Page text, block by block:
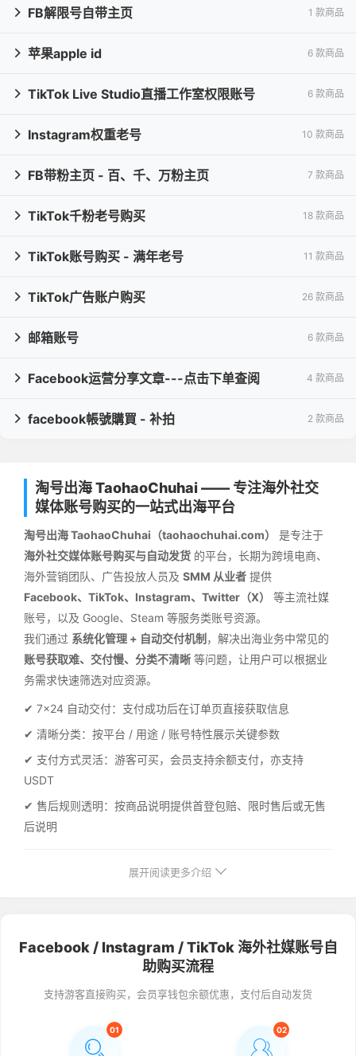
FB解限号自带主页 1 款商品

苹果apple id 6 款商品

TikTok Live Studio直播工作室权限账号 6 款商品

Instagram权重老号 10 款商品

FB带粉主页 - 百、千、万粉主页 7 款商品

TikTok千粉老号购买 18 款商品

TikTok账号购买 - 满年老号 11 款商品

TikTok广告账户购买 26 款商品

邮箱账号 6 款商品

Facebook运营分享文章---点击下单查阅 4 款商品

facebook帳號購買 - 补拍 2 款商品

淘号出海 TaohaoChuhai —— 专注海外社交
媒体账号购买的一站式出海平台
淘号出海 TaohaoChuhai（taohaochuhai.com）
是专注于
海外社交媒体账号购买与自动发货 的平台，长期为跨境电商、
海外营销团队、广告投放人员及 SMM 从业者 提供
Facebook、TikTok、Instagram、Twitter（X）
等主流社媒
账号，以及 Google、Steam 等服务类账号资源。
我们通过 系统化管理 + 自动交付机制 ，解决出海业务中常见的
账号获取难、交付慢、分类不清晰 等问题，让用户可以根据业
务需求快速筛选对应资源。
✔ 7×24 自动交付：支付成功后在订单页直接获取信息
✔ 清晰分类：按平台 / 用途 / 账号特性展示关键参数
✔ 支付方式灵活：游客可买，会员支持余额支付，亦支持
USDT
✔ 售后规则透明：按商品说明提供首登包赔、限时售后或无售
后说明
展开阅读更多介绍
Facebook / Instagram / TikTok 海外社媒账号自
助购买流程
支持游客直接购买，会员享钱包余额优惠，支付后自动发货
01 02